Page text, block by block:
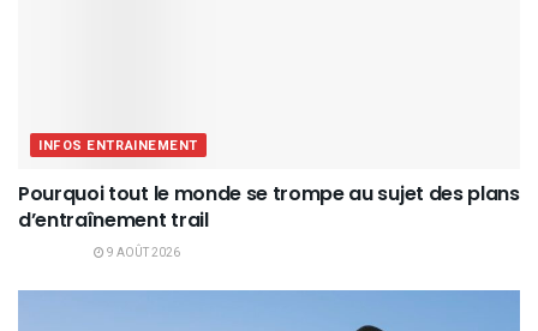
INFOS ENTRAINEMENT
Pourquoi tout le monde se trompe au sujet des plans
d’entraînement trail
9 AOÛT 2026